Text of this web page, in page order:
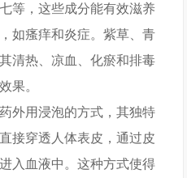
等，这些成分能有效滋养
如瘙痒和炎症。紫草、青
清热、凉血、化瘀和排毒
果。
外用浸泡的方式，其独特
接穿透人体表皮，通过皮
入血液中。这种方式使得